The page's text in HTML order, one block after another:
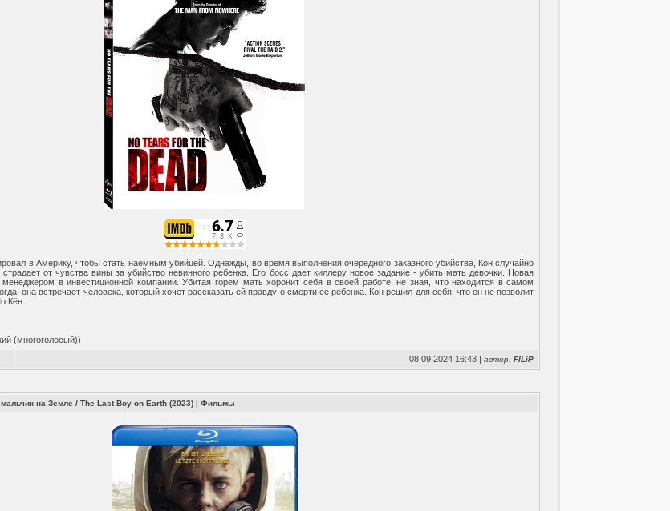
в Америку, чтобы стать наемным убийцей. Однажды, во время выполнения очередного заказного убийства, Кон случайно
от чувства вины за убийство невинного ребенка. Его босс дает киллеру новое задание - убить мать девочки. Новая
в инвестиционной компании. Убитая горем мать хоронит себя в своей работе, не зная, что находится в самом
она встречает человека, который хочет рассказать ей правду о смерти ее ребенка. Кон решил для себя, что он не позволит
Кён...
(многоголосый))
08.09.2024 16:43 |автор:FILiP
на Земле / The Last Boy on Earth (2023) |Фильмы